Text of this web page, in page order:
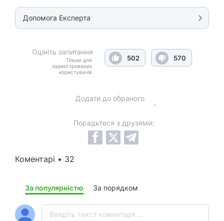
Допомога Експерта
Оцініть запитання
Тільки для
зареєстрованих
користувачів
502 570
Додати до обраного
Порадьтеся з друзями:
Коментарі • 32
За популярністю За порядком